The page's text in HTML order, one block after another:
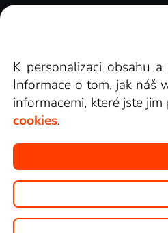
K personalizaci obsahu
Informace o tom, jak náš
informacemi, které jste
cookies.